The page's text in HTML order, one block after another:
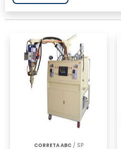
clique em um ou
seguir:
CORRETA ABC/ SP